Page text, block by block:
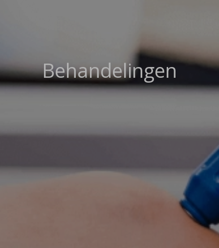
Behandelingen